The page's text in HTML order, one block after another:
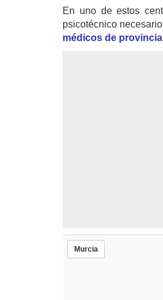
En uno de estos
psicotécnico
médicos de
Murcia